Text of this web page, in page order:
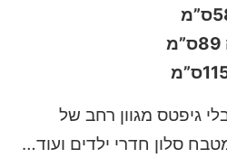
גיפטס מגוון רחב של
סלון חדרי ילדים ועוד…